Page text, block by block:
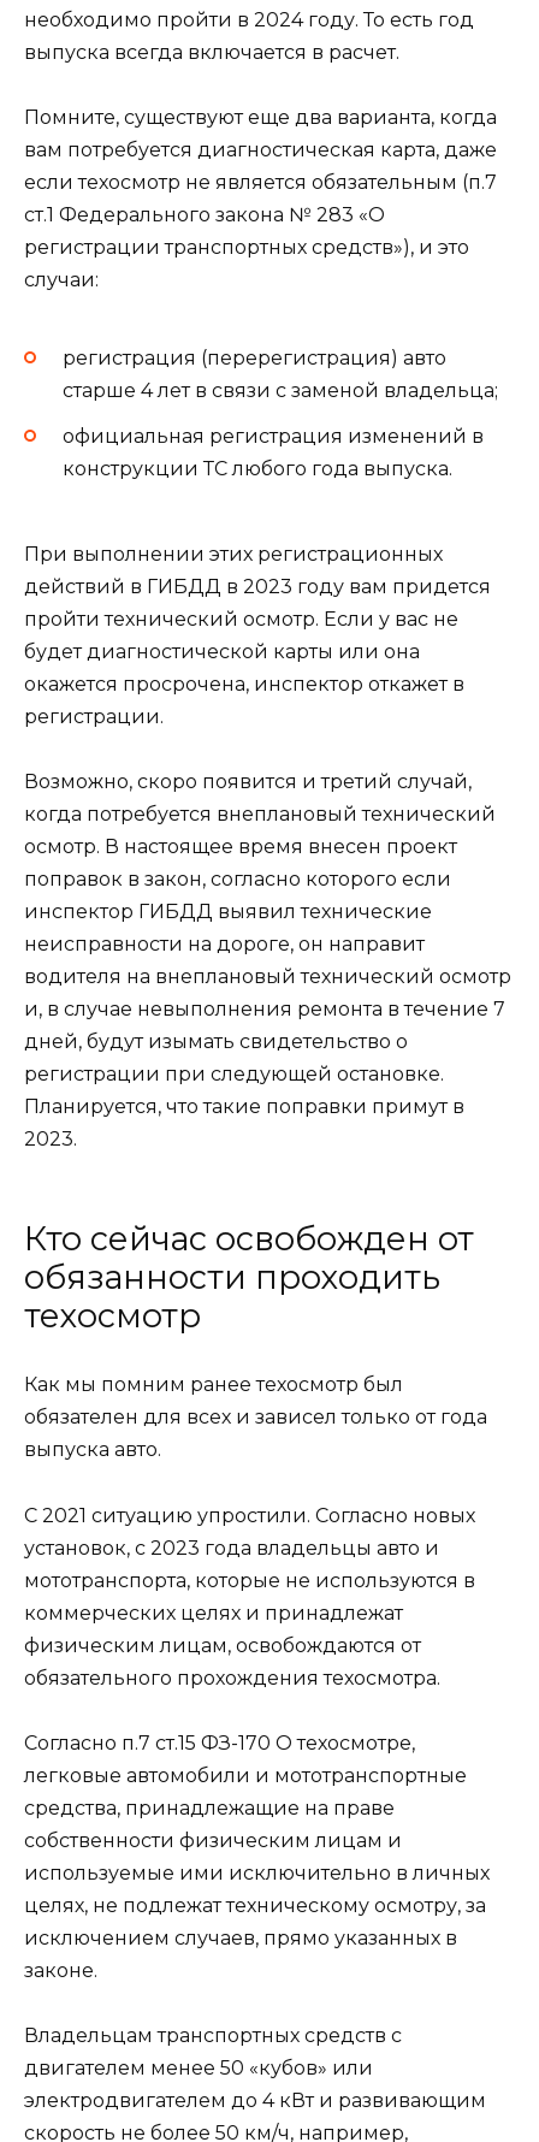
необходимо пройти в 2024 году. То есть год
выпуска всегда включается в расчет.
Помните, существуют еще два варианта, когда
вам потребуется диагностическая карта, даже
если техосмотр не является обязательным (п.7
ст.1 Федерального закона № 283 «О
регистрации транспортных средств»), и это
случаи:
регистрация (перерегистрация) авто
старше 4 лет в связи с заменой владельца;
официальная регистрация изменений в
конструкции ТС любого года выпуска.
При выполнении этих регистрационных
действий в ГИБДД в 2023 году вам придется
пройти технический осмотр. Если у вас не
будет диагностической карты или она
окажется просрочена, инспектор откажет в
регистрации.
Возможно, скоро появится и третий случай,
когда потребуется внеплановый технический
осмотр. В настоящее время внесен проект
поправок в закон, согласно которого если
инспектор ГИБДД выявил технические
неисправности на дороге, он направит
водителя на внеплановый технический осмотр
и, в случае невыполнения ремонта в течение 7
дней, будут изымать свидетельство о
регистрации при следующей остановке.
Планируется, что такие поправки примут в
2023.
Кто сейчас освобожден от
обязанности проходить
техосмотр
Как мы помним ранее техосмотр был
обязателен для всех и зависел только от года
выпуска авто.
С 2021 ситуацию упростили. Согласно новых
установок, с 2023 года владельцы авто и
мототранспорта, которые не используются в
коммерческих целях и принадлежат
физическим лицам, освобождаются от
обязательного прохождения техосмотра.
Согласно п.7 ст.15 ФЗ-170 О техосмотре,
легковые автомобили и мототранспортные
средства, принадлежащие на праве
собственности физическим лицам и
используемые ими исключительно в личных
целях, не подлежат техническому осмотру, за
исключением случаев, прямо указанных в
законе.
Владельцам транспортных средств с
двигателем менее 50 «кубов» или
электродвигателем до 4 кВт и развивающим
скорость не более 50 км/ч, например,